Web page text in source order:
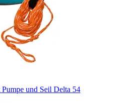
und Seil Delta 54